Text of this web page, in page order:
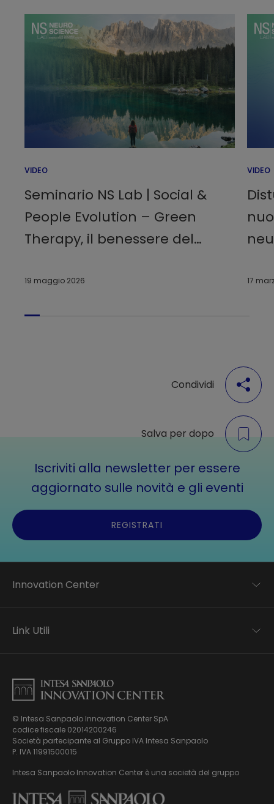
VIDEO
Seminario NS Lab | Social &
People Evolution – Green
Therapy, il benessere del
19 maggio 2026
VIDEO
17
Condividi
Salva per dopo
Iscriviti alla newsletter per essere
aggiornato sulle novità e gli eventi
REGISTRATI
© Intesa Sanpaolo Innovation Center SpA
codice fiscale 02014200246
Società partecipante al Gruppo IVA Intesa Sanpaolo
P. IVA 11991500015
Intesa Sanpaolo Innovation Center è una società del gruppo
Innovation Center
Applied research
Business transformation
Chi siamo
News ed Eventi
Podcast
Virtual Tour
Link Utili
Informativa Privacy
Informativa Privacy Careers
Privacy e Cookie Policy
Mappa del sito
Whistleblowing
Modello di gestione, organizzazione e controllo ex Dlgs.